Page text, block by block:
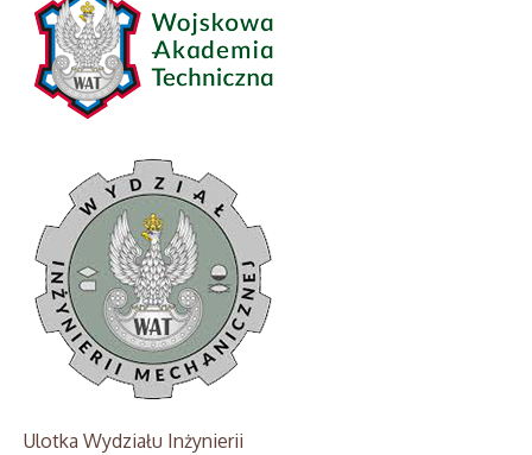
Ulotka Wydziału Inżynierii